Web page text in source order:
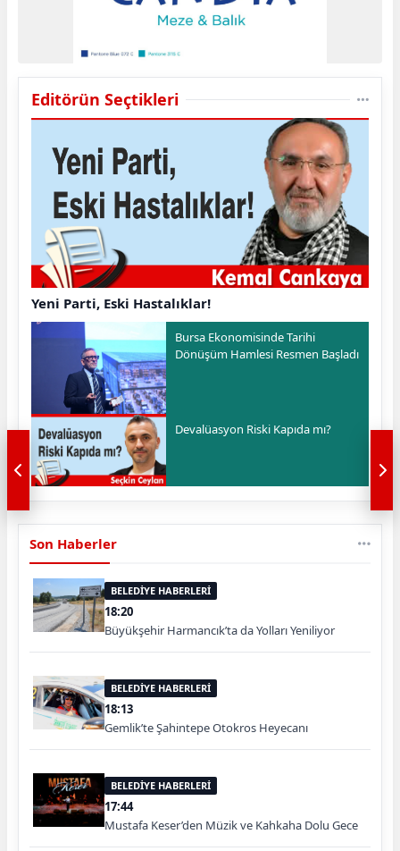
Editörün Seçtikleri
Yeni Parti, Eski Hastalıklar!
Bursa Ekonomisinde Tarihi
Dönüşüm Hamlesi Resmen Başladı
Devalüasyon Riski Kapıda mı?
Son Haberler
BELEDİYE HABERLERİ
18:20
Büyükşehir Harmancık’ta da Yolları Yeniliyor
BELEDİYE HABERLERİ
18:13
Gemlik’te Şahintepe Otokros Heyecanı
BELEDİYE HABERLERİ
17:44
Mustafa Keser’den Müzik ve Kahkaha Dolu Gece